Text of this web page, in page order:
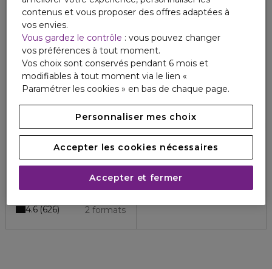
Vegan
CALVIN KLEIN
CK EVERYONE
À partir de81,40 €
2 formats
4.6 626
CALVIN KLEIN
OBSESSION
obsession - Eau de Toilette
120,50 €
contenus et vous proposer des offres adaptées à
vos envies.
Vous gardez le contrôle : vous pouvez changer
vos préférences à tout moment.
Vos choix sont conservés pendant 6 mois et
modifiables à tout moment via le lien «
Paramétrer les cookies » en bas de chaque page.
Personnaliser mes choix
Accepter les cookies nécessaires
Accepter et fermer